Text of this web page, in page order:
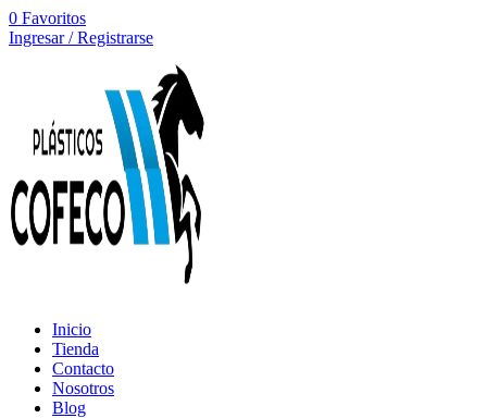
0 Favoritos
Ingresar / Registrarse
Inicio
Tienda
Contacto
Nosotros
Blog